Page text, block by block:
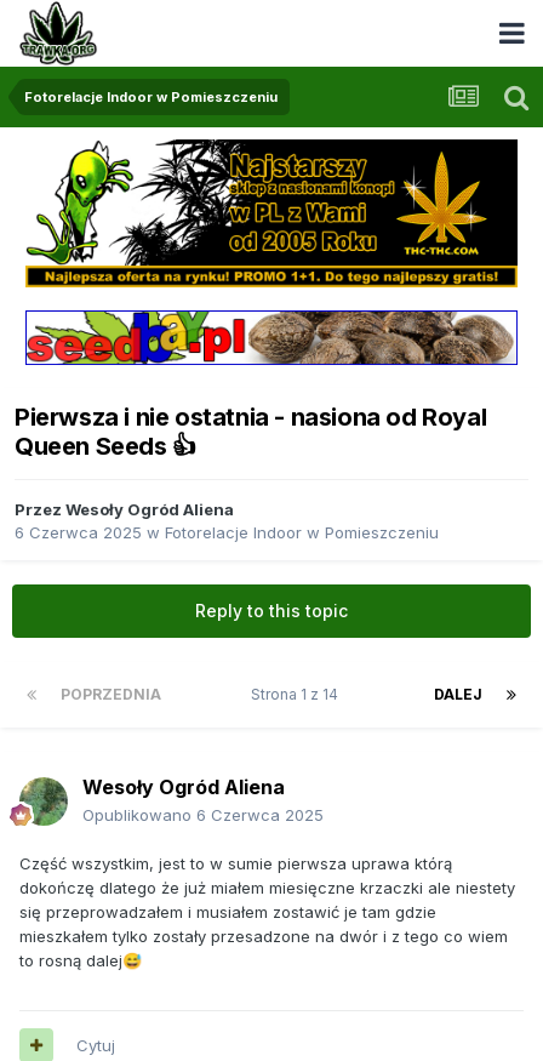
Fotorelacje Indoor w Pomieszczeniu
Pierwsza i nie ostatnia - nasiona od Royal
Queen Seeds 👍
Przez Wesoły Ogród Aliena
6 Czerwca 2025 w Fotorelacje Indoor w Pomieszczeniu
Reply to this topic
POPRZEDNIA DALEJ
Strona 1 z 14
Wesoły Ogród Aliena
Opublikowano 6 Czerwca 2025
Część wszystkim, jest to w sumie pierwsza uprawa którą
dokończę dlatego że już miałem miesięczne krzaczki ale niestety
się przeprowadzałem i musiałem zostawić je tam gdzie
mieszkałem tylko zostały przesadzone na dwór i z tego co wiem
to rosną dalej😅
Cytuj